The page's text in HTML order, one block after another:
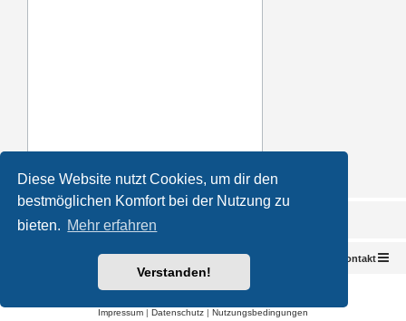
Diese Website nutzt Cookies, um dir den
bestmöglichen Komfort bei der Nutzung zu
bieten. Mehr erfahren
Verstanden!
Foren-Übersicht Kontakt
Powered byphpBB® Forum Software © phpBB Limited
Impressum | Datenschutz | Nutzungsbedingungen